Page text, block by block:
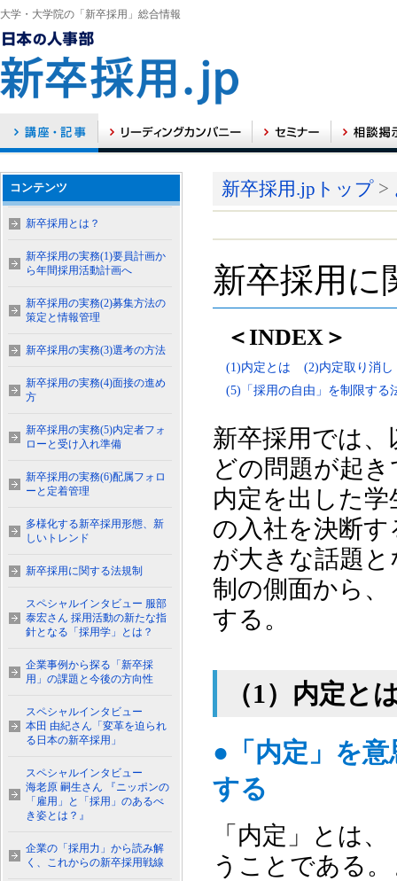
大学・大学院の「新卒採用」総合情報
新卒採用.jpトップ >
新卒採用に
＜INDEX＞
(1)内定とは
(2)内定取り消し
(5)「採用の自由」を制限する
新卒採用では
どの問題が起
内定を出した
の入社を決断
が大きな話題
制の側面から
する。
（1）内定と
●「内定」を
する
「内定」とは
うことである
コンテンツ
新卒採用とは？
新卒採用の実務(1)要員計画か
ら年間採用活動計画へ
新卒採用の実務(2)募集方法の
策定と情報管理
新卒採用の実務(3)選考の方法
新卒採用の実務(4)面接の進め
方
新卒採用の実務(5)内定者フォ
ローと受け入れ準備
新卒採用の実務(6)配属フォロ
ーと定着管理
多様化する新卒採用形態、新
しいトレンド
新卒採用に関する法規制
スペシャルインタビュー 服部
泰宏さん 採用活動の新たな指
針となる「採用学」とは？
企業事例から探る「新卒採
用」の課題と今後の方向性
スペシャルインタビュー
本田 由紀さん「変革を迫られ
る日本の新卒採用」
スペシャルインタビュー
海老原 嗣生さん 『ニッポンの
「雇用」と「採用」のあるべ
き姿とは？』
企業の「採用力」から読み解
く、これからの新卒採用戦線